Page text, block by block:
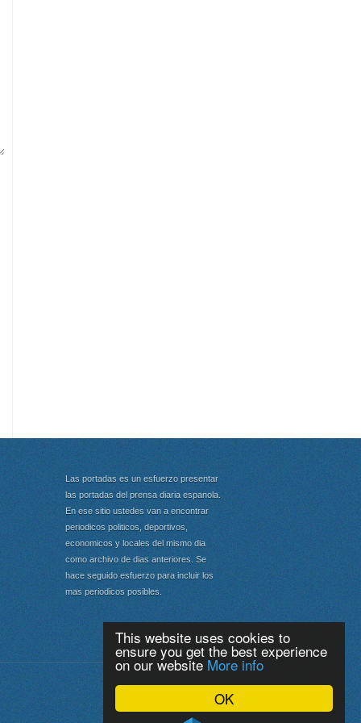
OK
This website uses cookies to
ensure you get the best experience
on our website More info
Las portadas es un esfuerzo presentar
las portadas del prensa diaria espanola.
En ese sitio ustedes van a encontrar
periodicos politicos, deportivos,
economicos y locales del mismo dia
como archivo de dias anteriores. Se
hace seguido esfuerzo para incluir los
mas periodicos posibles.